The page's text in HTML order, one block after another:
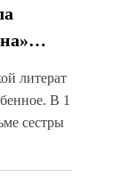
литерат
В 1
сестры